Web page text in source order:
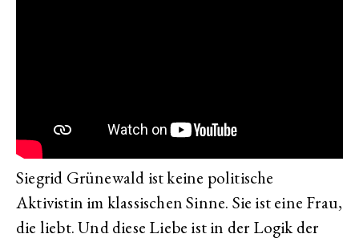
Siegrid Grünewald ist keine politische
Aktivistin im klassischen Sinne. Sie ist eine Frau,
die liebt. Und diese Liebe ist in der Logik der